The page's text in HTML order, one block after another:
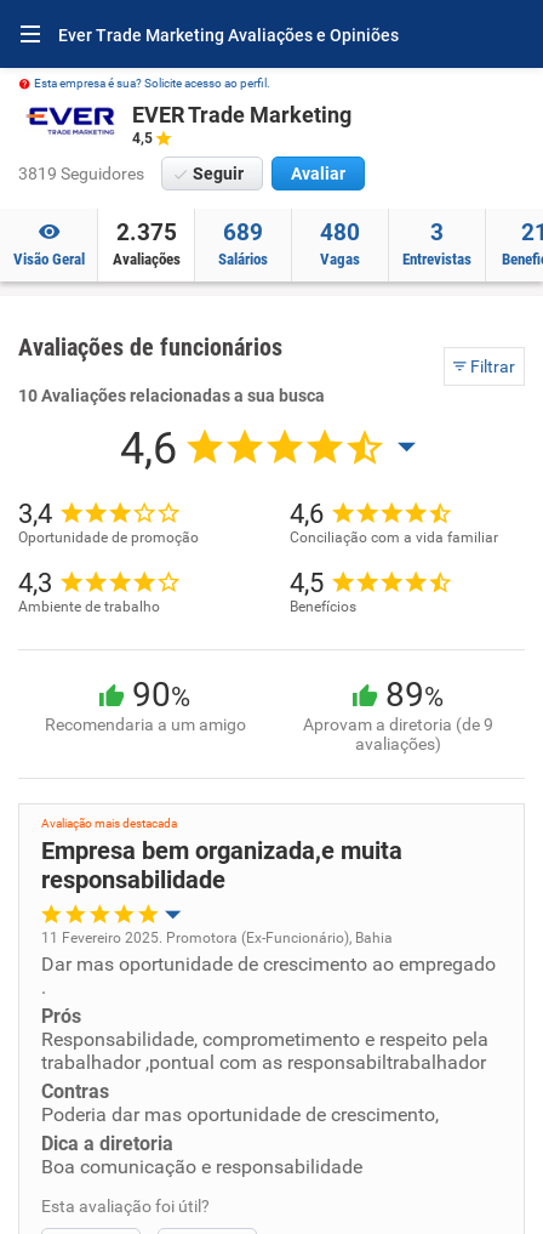
Ever Trade Marketing Avaliações e Opiniões
Esta empresa é sua? Solicite acesso ao perfil.
EVER Trade Marketing
4,5
3819 Seguidores Seguir Avaliar
Visão Geral
2.375
Avaliações
689
Salários
480
Vagas
3
Entrevistas
Avaliações de funcionários
Filtrar
10 Avaliações relacionadas a sua busca
4,6
3,4
Oportunidade de promoção
4,6
Conciliação com a vida familiar
4,3
Ambiente de trabalho
4,5
Benefícios
90%
Recomendaria a um amigo
89%
Aprovam a diretoria (de 9
avaliações)
Avaliação mais destacada
Empresa bem organizada,e muita
responsabilidade
Oportunidade de promoção
Ambiente de trabalho
Conciliação com a vida familiar
Benefícios
Recomenda esta empresa
11 Fevereiro 2025. Promotora (Ex-Funcionário), Bahia
Dar mas oportunidade de crescimento ao empregado
.
Prós
Responsabilidade, comprometimento e respeito pela
trabalhador ,pontual com as responsabiltrabalhador
Contras
Poderia dar mas oportunidade de crescimento,
Dica a diretoria
Boa comunicação e responsabilidade
Esta avaliação foi útil?